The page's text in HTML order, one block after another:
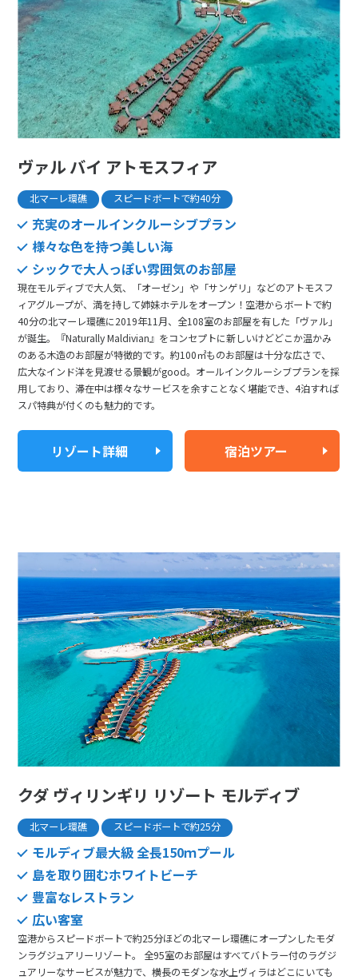
ヴァル バイ アトモスフィア
北マーレ環礁 スピードボートで約40分
充実のオールインクルーシブプラン
様々な色を持つ美しい海
シックで大人っぽい雰囲気のお部屋
現在モルディブで大人気、「オーゼン」や「サンゲリ」などのアトモスフ
ィアグループが、満を持して姉妹ホテルをオープン！空港からボートで約
40分の北マーレ環礁に2019年11月、全108室のお部屋を有した「ヴァル」
が誕生。『Naturally Maldivian』をコンセプトに新しいけどどこか温かみ
のある木造のお部屋が特徴的です。約100㎡ものお部屋は十分な広さで、
広大なインド洋を見渡せる景観がgood。オールインクルーシブプランを採
用しており、滞在中は様々なサービスを余すことなく堪能でき、4泊すれば
スパ特典が付くのも魅力的です。
リゾート詳細 宿泊ツアー
クダ ヴィリンギリ リゾート モルディブ
北マーレ環礁 スピードボートで約25分
モルディブ最大級 全長150ｍプール
島を取り囲むホワイトビーチ
豊富なレストラン
広い客室
空港からスピードボートで約25分ほどの北マーレ環礁にオープンしたモダ
ンラグジュアリーリゾート。 全95室のお部屋はすべてバトラー付のラグジ
ュアリーなサービスが魅力で、横長のモダンな水上ヴィラはどこにいても